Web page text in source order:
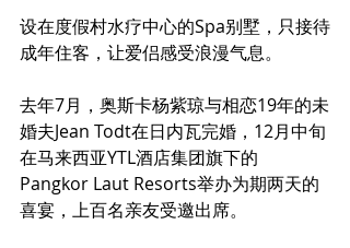
设在度假村水疗中心的Spa别墅，只接待
成年住客，让爱侣感受浪漫气息。
去年7月，奥斯卡杨紫琼与相恋19年的未
婚夫Jean Todt在日内瓦完婚，12月中旬
在马来西亚YTL酒店集团旗下的
Pangkor Laut Resorts举办为期两天的
喜宴，上百名亲友受邀出席。